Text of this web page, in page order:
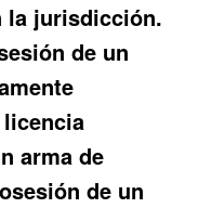
la jurisdicción.
de un
arma de
de un